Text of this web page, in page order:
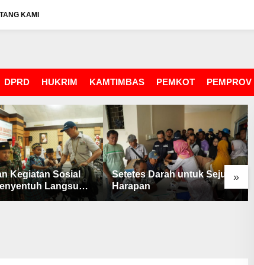
KAMI
DPRD HUKRIM KAMTIMBAS PEMKOT PEMPROV
»
Kegiatan Sosial
Langsung
Setetes Darah untuk Sejuta
Harapan